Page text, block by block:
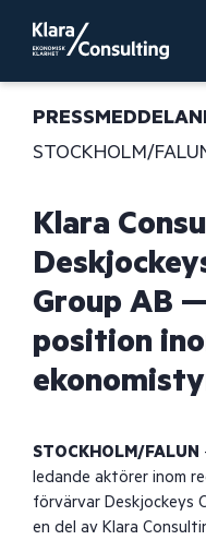
STOCKHOLM/
Klara
Group AB
position
STOCKHOLM/FALUN
ledande aktörer inom
förvärvar Deskjockeys
en del av Klara